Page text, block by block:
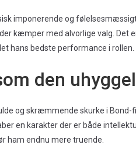
imponerende og
kæmper med alvorlige valg. Det
hans bedste performance i rollen.
den
og skræmmende skurke i Bond-
en karakter der er både
ham endnu mere truende.